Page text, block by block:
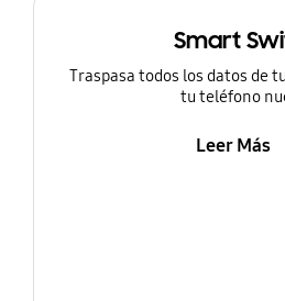
Smart
Traspasa todos los datos de
tu teléfono
Leer Más